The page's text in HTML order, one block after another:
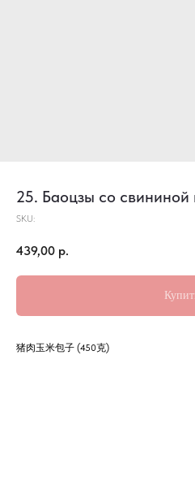
25. Баоцзы со свининой
SKU:
439,00 р.
猪肉玉米包子 (450克)